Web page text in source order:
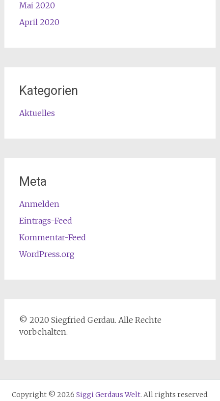
Mai 2020
April 2020
Kategorien
Aktuelles
Meta
Anmelden
Eintrags-Feed
Kommentar-Feed
WordPress.org
© 2020 Siegfried Gerdau. Alle Rechte
vorbehalten.
Copyright © 2026 Siggi Gerdaus Welt. All rights reserved.